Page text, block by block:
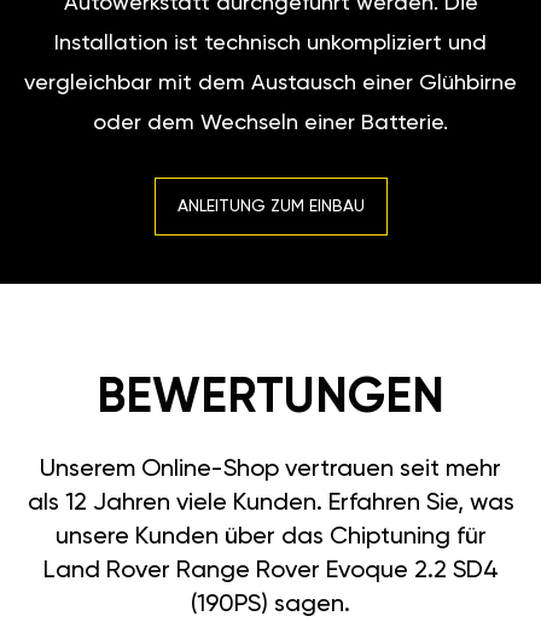
Installation ist technisch unkompliziert und
vergleichbar mit dem Austausch einer Glühbirne
oder dem Wechseln einer Batterie.
ANLEITUNG ZUM EINBAU
BEWERTUNGEN
Unserem Online-Shop vertrauen seit mehr
als 12 Jahren viele Kunden. Erfahren Sie, was
unsere Kunden über das Chiptuning für
Land Rover Range Rover Evoque 2.2 SD4
(190PS) sagen.